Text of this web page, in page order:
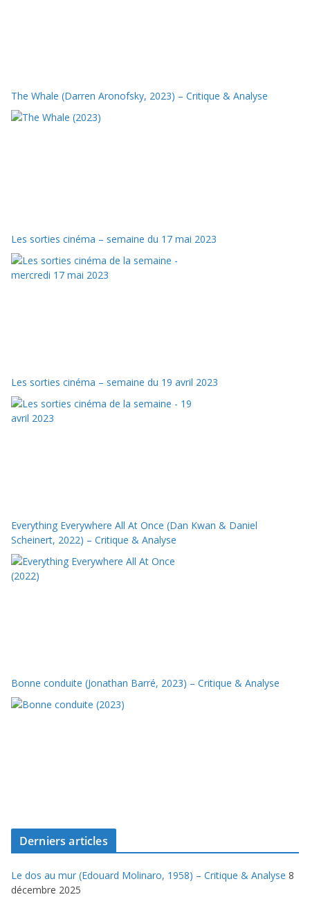
The Whale (Darren Aronofsky, 2023) – Critique & Analyse
Les sorties cinéma – semaine du 17 mai 2023
Les sorties cinéma – semaine du 19 avril 2023
Everything Everywhere All At Once (Dan Kwan & Daniel
Scheinert, 2022) – Critique & Analyse
Bonne conduite (Jonathan Barré, 2023) – Critique & Analyse
Derniers articles
Le dos au mur (Edouard Molinaro, 1958) – Critique & Analyse 8
décembre 2025